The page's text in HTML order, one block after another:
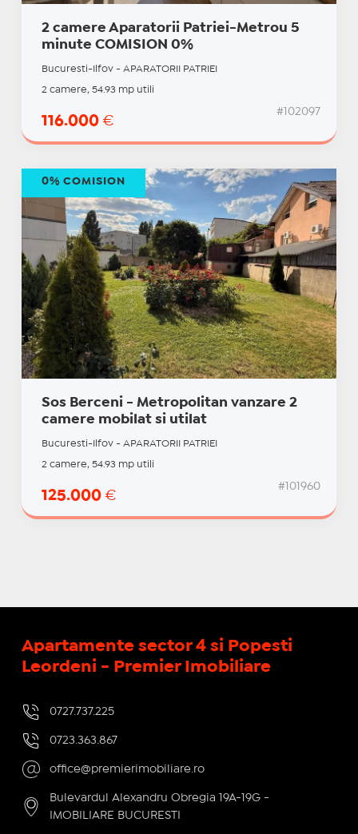
2 camere Aparatorii Patriei-Metrou 5
minute COMISION 0%
Bucuresti-Ilfov - APARATORII PATRIEI
2 camere, 54.93 mp utili
116.000 €
#102097
Sos Berceni - Metropolitan vanzare 2
camere mobilat si utilat
Bucuresti-Ilfov - APARATORII PATRIEI
2 camere, 54.93 mp utili
125.000 €
#101960
0% COMISION
Apartamente sector 4 si Popesti
Leordeni - Premier Imobiliare
0727.737.225
0723.363.867
office@premierimobiliare.ro
Bulevardul Alexandru Obregia 19A-19G -
IMOBILIARE BUCURESTI